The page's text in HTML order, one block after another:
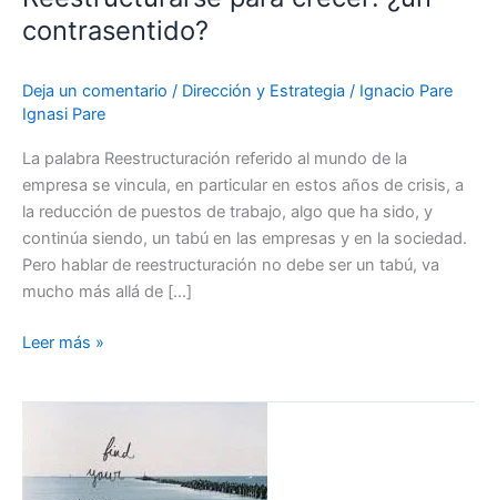
contrasentido?
Deja un comentario / Dirección y Estrategia / Ignacio Pare
Ignasi Pare
La palabra Reestructuración referido al mundo de la
empresa se vincula, en particular en estos años de crisis, a
la reducción de puestos de trabajo, algo que ha sido, y
continúa siendo, un tabú en las empresas y en la sociedad.
Pero hablar de reestructuración no debe ser un tabú, va
mucho más allá de […]
Leer más »